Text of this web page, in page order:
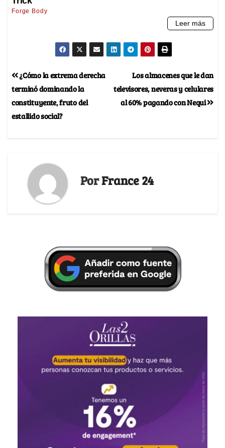
Los almacenes que le dan
televisores, neveras y celulares
al 60% pagando con Nequi
¿Cómo la extrema derecha
terminó dominando la
constituyente, fruto del
estallido social?
PorFrance 24